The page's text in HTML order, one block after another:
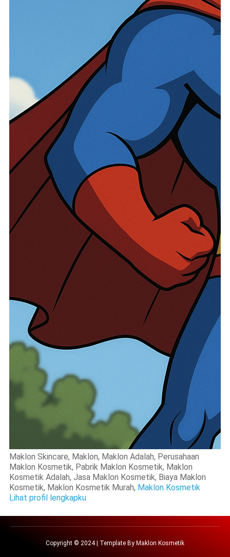
Maklon Skincare, Maklon, Maklon Adalah, Perusahaan
Maklon Kosmetik, Pabrik Maklon Kosmetik, Maklon
Kosmetik Adalah, Jasa Maklon Kosmetik, Biaya Maklon
Kosmetik, Maklon Kosmetik Murah, Maklon Kosmetik
Lihat profil lengkapku
Copyright © 2024 | Template By Maklon Kosmetik